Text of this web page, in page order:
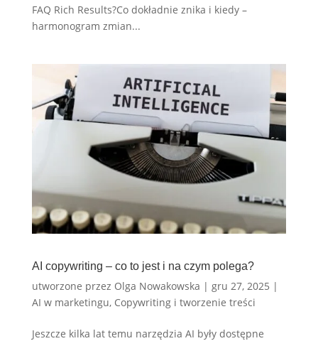
FAQ Rich Results?Co dokładnie znika i kiedy –
harmonogram zmian...
AI copywriting – co to jest i na czym polega?
utworzone przez Olga Nowakowska | gru 27, 2025 |
AI w marketingu, Copywriting i tworzenie treści
Jeszcze kilka lat temu narzędzia AI były dostępne